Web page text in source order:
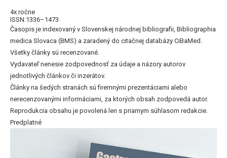
4x ročne
ISSN:1336–1473
Časopis je indexovaný v Slovenskej národnej bibliografii, Bibliographia
medica Slovaca (BMS) a zaradený do citačnej databázy CiBaMed.
Všetky články sú recenzované.
Vydavateľ nenesie zodpovednosť za údaje a názory autorov
jednotlivých článkov či inzerátov.
Články na šedých stranách sú firemnými prezentáciami alebo
nerecenzovanými informáciami, za ktorých obsah zodpovedá autor.
Reprodukcia obsahu je povolená len s priamym súhlasom redakcie.
Predplatné